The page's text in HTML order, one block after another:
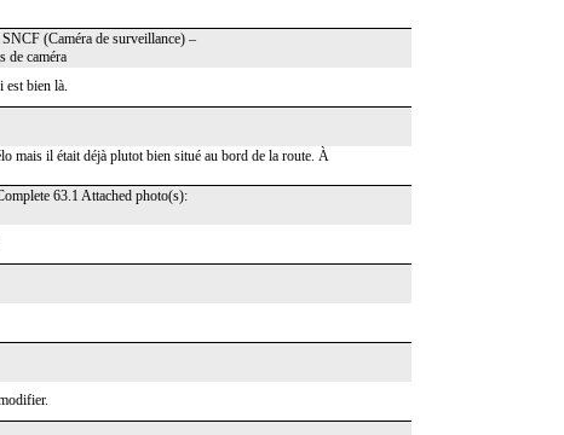
(Caméra de surveillance) –
de caméra
est bien là.
mais il était déjà plutot bien situé au bord de la route. À
63.1 Attached photo(s):